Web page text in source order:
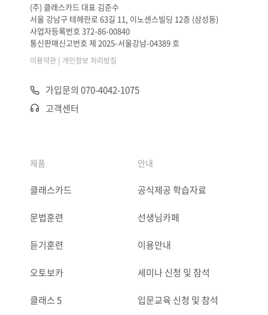
(주) 클래스카드 대표 김준수
서울 강남구 테헤란로 63길 11, 이노센스빌딩 12층 (삼성동)
사업자등록번호 372-86-00840
통신판매신고번호 제 2025-서울강남-04389 호
이용약관 | 개인정보 처리방침
가입문의 070-4042-1075
고객센터
제품
클래스카드
문법훈련
듣기훈련
오토보카
클래스 5
안내
공식제공 학습자료
선생님카페
이용안내
세미나 신청 및 참석
입문교육 신청 및 참석